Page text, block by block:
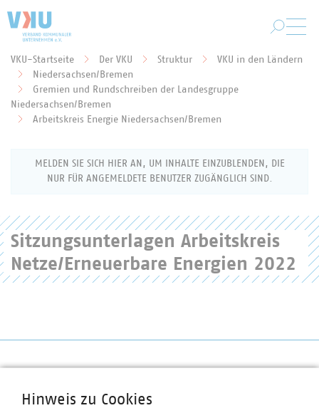
VKU-Startseite Der VKU Struktur
VKU in den Ländern
Niedersachsen/Bremen
Gremien und Rundschreiben der Landesgruppe
Niedersachsen/Bremen
Arbeitskreis Energie Niedersachsen/Bremen
MELDEN SIE SICH HIER AN, UM INHALTE EINZUBLENDEN, DIE
NUR FÜR ANGEMELDETE BENUTZER ZUGÄNGLICH SIND.
Anmeldung als VKU-Mitglied
Geben Sie Ihren Benutzernamen (Ihre E-Mail-
Passwort
Sitzungsunterlagen Arbeitskreis
Netze/Erneuerbare Energien 2022
VKU-Bereiche
Hinweis zu Cookies